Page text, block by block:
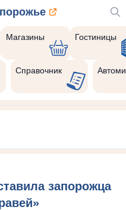
Магазины Гостиницы
Справочник
запорожца